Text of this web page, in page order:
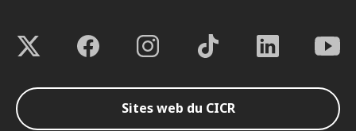
Sites web du CICR